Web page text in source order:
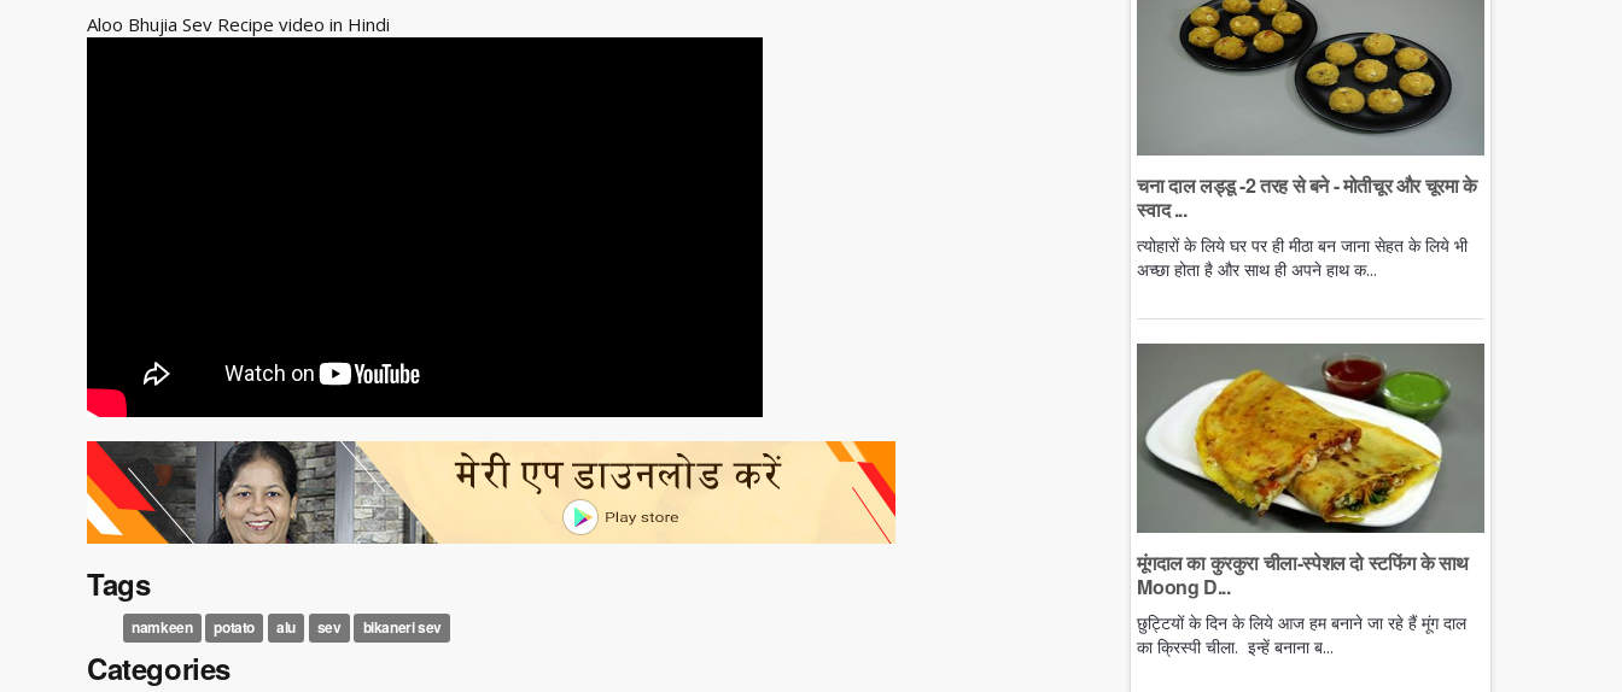
Aloo Bhujia Sev Recipe video in Hindi
Tags
namkeen potato alu sev bikaneri sev
Categories
चना दाल लड्डू -2 तरह से बने - मोतीचूर और चूरमा के
स्वाद ...
त्योहारों के लिये घर पर ही मीठा बन जाना सेहत के लिये भी
अच्छा होता है और साथ ही अपने हाथ क...
मूंगदाल का कुरकुरा चीला-स्पेशल दो स्टफिंग के साथ
Moong D...
छुट्टियों के दिन के लिये आज हम बनाने जा रहे हैं मूंग दाल
का क्रिस्पी चीला. इन्हें बनाना ब...